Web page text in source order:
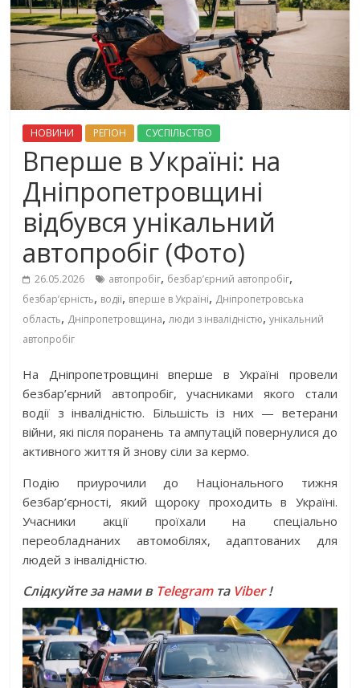
НОВИНИ РЕГІОН СУСПІЛЬСТВО
Вперше в Україні: на
Дніпропетровщині
відбувся унікальний
автопробіг (Фото)
26.05.2026 автопробіг, безбар’єрний автопробіг,
безбар’єрність, водії, вперше в Україні, Дніпропетровська
область, Дніпропетровщина,люди з інвалідністю,унікальний
автопробіг
На Дніпропетровщині вперше в Україні провели
безбар’єрний автопробіг, учасниками якого стали
водії з інвалідністю. Більшість із них — ветерани
війни, які після поранень та ампутацій повернулися до
активного життя й знову сіли за кермо.
Подію приурочили до Національного тижня
безбар’єрності, який щороку проходить в Україні.
Учасники акції проїхали на спеціально
переобладнаних автомобілях, адаптованих для
людей з інвалідністю.
Слідкуйте за нами в Telegramта Viber!